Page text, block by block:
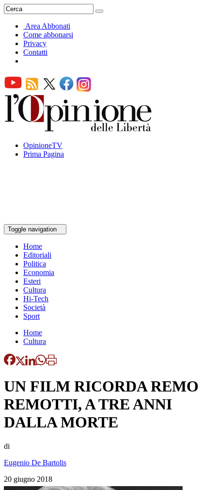
Area Abbonati
Come abbonarsi
Privacy
Contatti
OpinioneTV
Prima Pagina
Toggle navigation
Home
Editoriali
Politica
Economia
Esteri
Cultura
Hi-Tech
Società
Sport
Home
Cultura
UN FILM RICORDA REMO
REMOTTI, A TRE ANNI
DALLA MORTE
di
Eugenio De Bartolis
20 giugno 2018